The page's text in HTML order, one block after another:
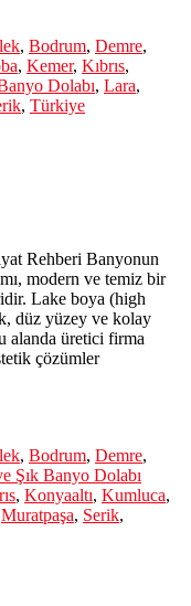
, Bodrum, Demre,
, Kemer, Kıbrıs,
Dolabı, Lara,
, Türkiye
Rehberi Banyonun
modern ve temiz bir
Lake boya (high
düz yüzey ve kolay
alanda üretici firma
çözümler
, Bodrum, Demre,
Şık Banyo Dolabı
, Konyaaltı, Kumluca,
Muratpaşa, Serik,